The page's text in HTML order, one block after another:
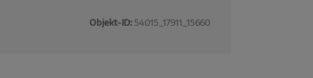
Objekt-ID: 54015_17911_15660